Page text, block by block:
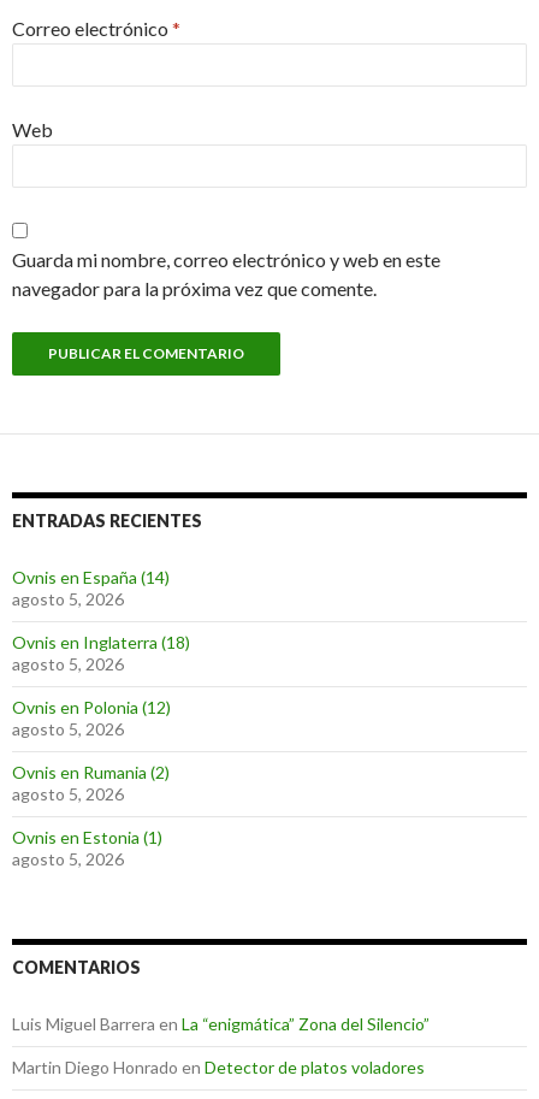
Correo electrónico *
Web
Guarda mi nombre, correo electrónico y web en este
navegador para la próxima vez que comente.
ENTRADAS RECIENTES
Ovnis en España (14)
agosto 5, 2026
Ovnis en Inglaterra (18)
agosto 5, 2026
Ovnis en Polonia (12)
agosto 5, 2026
Ovnis en Rumania (2)
agosto 5, 2026
Ovnis en Estonia (1)
agosto 5, 2026
COMENTARIOS
Luis Miguel Barrera en La “enigmática” Zona del Silencio”
Martin Diego Honrado en Detector de platos voladores